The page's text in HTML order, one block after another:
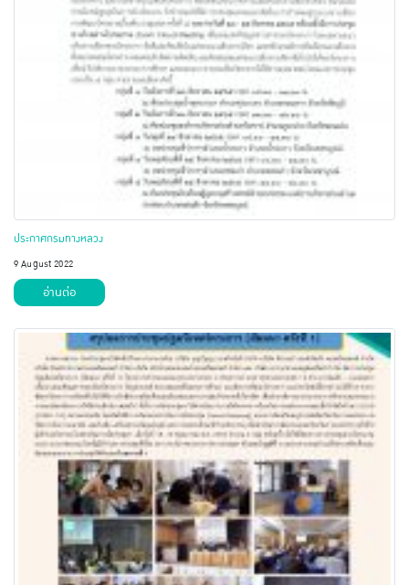
ประกาศกรมทางหลวง
9 August 2022
อ่านต่อ